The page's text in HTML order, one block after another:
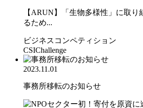
【ARUN】「生物多様性」に取り
るため...
ビジネスコンペティション
CSIChallenge
2023.11.01
事務所移転のお知らせ